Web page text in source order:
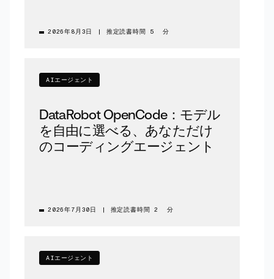
2026年8月3日 推定読書時間 5 分
AIエージェント
DataRobot OpenCode：モデル
を自由に選べる、あなただけ
のコーディングエージェント
2026年7月30日 推定読書時間 2 分
AIエージェント